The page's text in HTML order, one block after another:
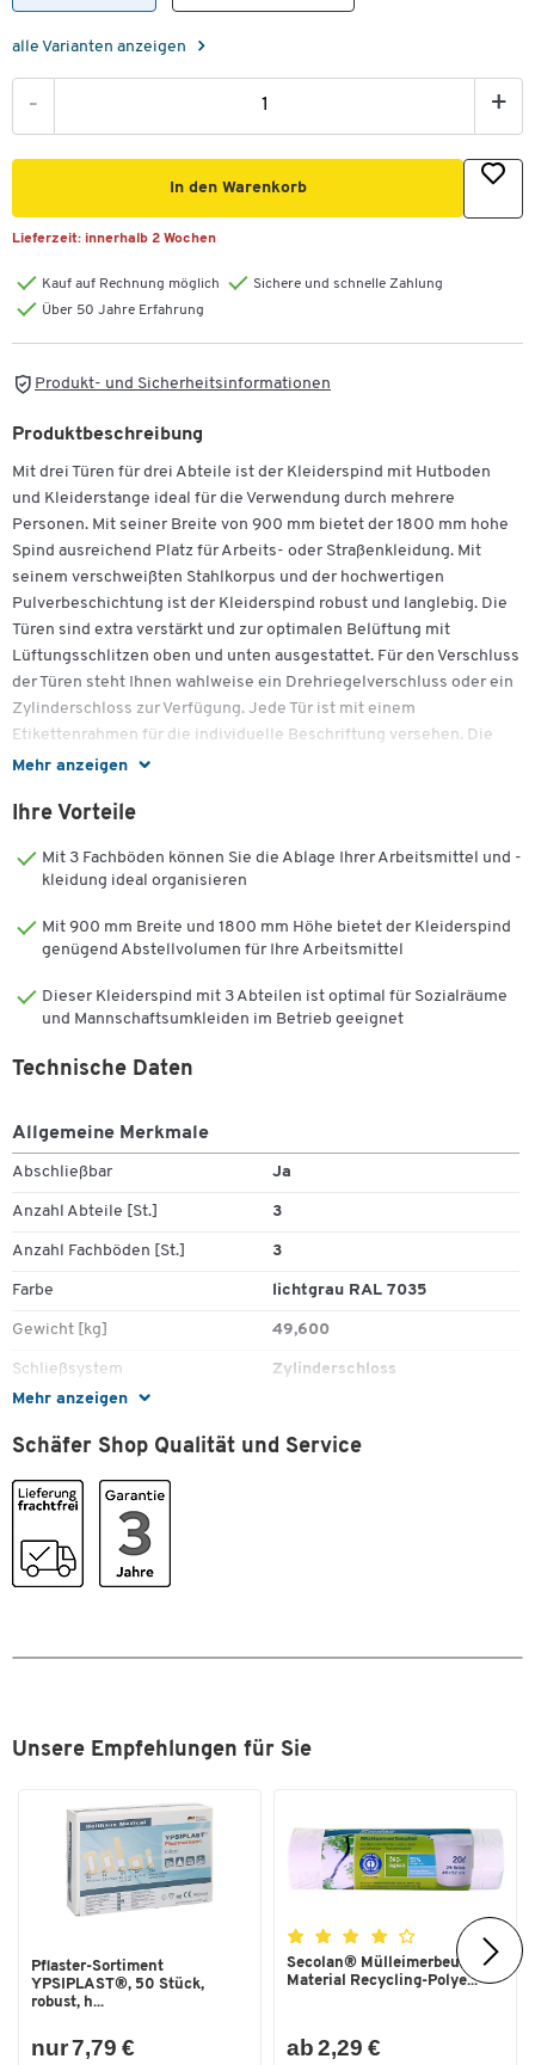
alle Varianten anzeigen
- +
In den Warenkorb
Lieferzeit: innerhalb 2 Wochen
Kauf auf Rechnung möglich
Sichere und schnelle Zahlung
Über 50 Jahre Erfahrung
Produkt- und Sicherheitsinformationen
Mehr anzeigen
Produktbeschreibung
Mit drei Türen für drei Abteile ist der Kleiderspind mit Hutboden
und Kleiderstange ideal für die Verwendung durch mehrere
Personen. Mit seiner Breite von 900 mm bietet der 1800 mm hohe
Spind ausreichend Platz für Arbeits- oder Straßenkleidung. Mit
seinem verschweißten Stahlkorpus und der hochwertigen
Pulverbeschichtung ist der Kleiderspind robust und langlebig. Die
Türen sind extra verstärkt und zur optimalen Belüftung mit
Lüftungsschlitzen oben und unten ausgestattet. Für den Verschluss
der Türen steht Ihnen wahlweise ein Drehriegelverschluss oder ein
Zylinderschloss zur Verfügung. Jede Tür ist mit einem
Etikettenrahmen für die individuelle Beschriftung versehen. Die
Lieferung erfolgt fertig montiert.
3 Türen = 3 Abteile
Hochwertige Pulverbeschichtung
Hutboden und Kleiderstange mit Haken
Auskehrbarer Boden
Verstärkte Türen
Mit Sockel
Mit Etikettenrahmen
Verschluss: wahlweise mit Drehriegelverschluss oder mit
Garantie: 3 Jahre Herstellergarantie
Lieferung: montiert
Maße: B 900 x H 1800 x T 500 mm
Ihre Vorteile
Mit 3 Fachböden können Sie die Ablage Ihrer Arbeitsmittel und -
kleidung ideal organisieren
Mit 900 mm Breite und 1800 mm Höhe bietet der Kleiderspind
genügend Abstellvolumen für Ihre Arbeitsmittel
Dieser Kleiderspind mit 3 Abteilen ist optimal für Sozialräume
und Mannschaftsumkleiden im Betrieb geeignet
Mehr anzeigen
Technische Daten
Allgemeine Merkmale
Abschließbar Ja
Anzahl Abteile [St.] 3
Anzahl Fachböden [St.] 3
Farbe lichtgrau RAL 7035
Gewicht [kg] 49,600
Schließsystem Zylinderschloss
Unterbau
Farbe Korpus
Maße
Abteilbreite [mm]
Schäfer Shop Qualität und Service
Unsere Empfehlungen für Sie
Pflaster-Sortiment
YPSIPLAST®, 50 Stück,
robust, h...
nur 7,79 €
Secolan® Mülleimerbeutel,
Material Recycling-Polye...
ab 2,29 €
Zum Zoomen doppeltippen